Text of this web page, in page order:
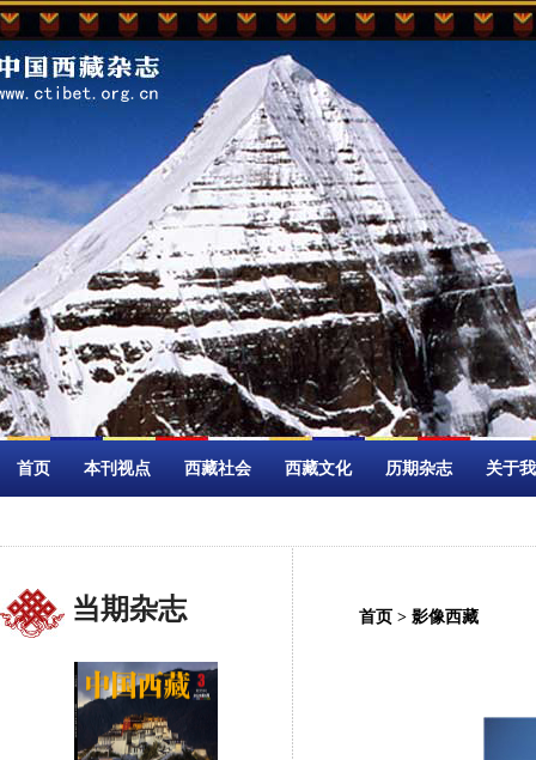
首页 本刊视点 西藏社会 西藏文化 历期杂志 关于
当期杂志 首页 > 影像西藏